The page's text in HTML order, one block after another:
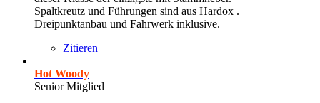
Spaltkreutz und Führungen sind aus Hardox .
Dreipunktanbau und Fahrwerk inklusive.
Zitieren
Hot Woody
Senior Mitglied